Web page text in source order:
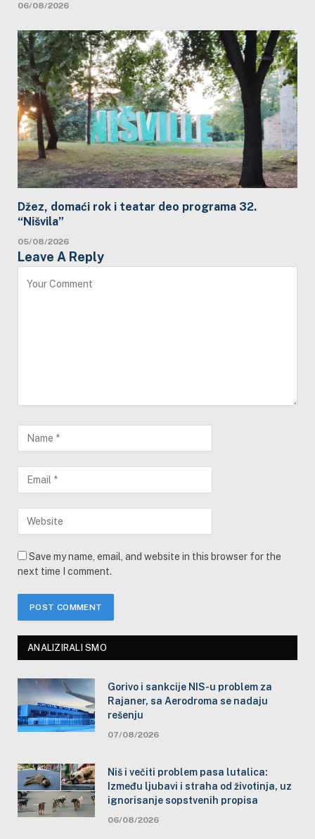
06/08/2026
Džez, domaći rok i teatar deo programa 32.
“Nišvila”
05/08/2026
Leave A Reply
Save my name, email, and website in this browser for the
next time I comment.
ANALIZIRALI SMO
Gorivo i sankcije NIS-u problem za
Rajaner, sa Aerodroma se nadaju
rešenju
07/08/2026
Niš i večiti problem pasa lutalica:
Između ljubavi i straha od životinja, uz
ignorisanje sopstvenih propisa
06/08/2026